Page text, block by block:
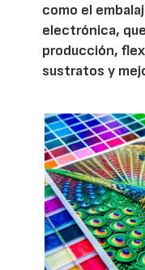
como el
electrónica,
producción,
sustratos y